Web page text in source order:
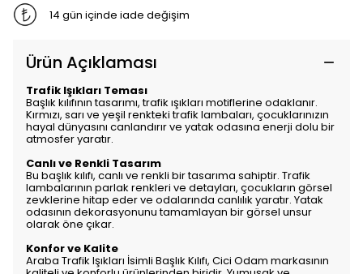
14 gün içinde iade değişim
Ürün Açıklaması
Trafik Işıkları Teması
Başlık kılıfının tasarımı, trafik ışıkları motiflerine odaklanır.
Kırmızı, sarı ve yeşil renkteki trafik lambaları, çocuklarınızın
hayal dünyasını canlandırır ve yatak odasına enerji dolu bir
atmosfer yaratır.
Canlı ve Renkli Tasarım
Bu başlık kılıfı, canlı ve renkli bir tasarıma sahiptir. Trafik
lambalarının parlak renkleri ve detayları, çocukların görsel
zevklerine hitap eder ve odalarında canlılık yaratır. Yatak
odasının dekorasyonunu tamamlayan bir görsel unsur
olarak öne çıkar.
Konfor ve Kalite
Araba Trafik Işıkları İsimli Başlık Kılıfı, Cici Odam markasının